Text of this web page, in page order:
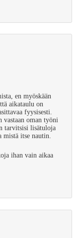
en myöskään
aikataulu on
fyysisesti.
vastaan oman työni
tarvitsisi lisätuloja
mistä itse nautin.
ihan vain aikaa